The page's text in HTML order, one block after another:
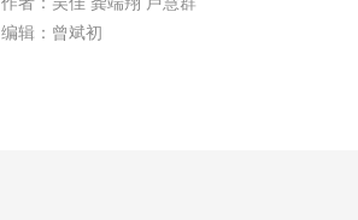
编辑：曾斌初